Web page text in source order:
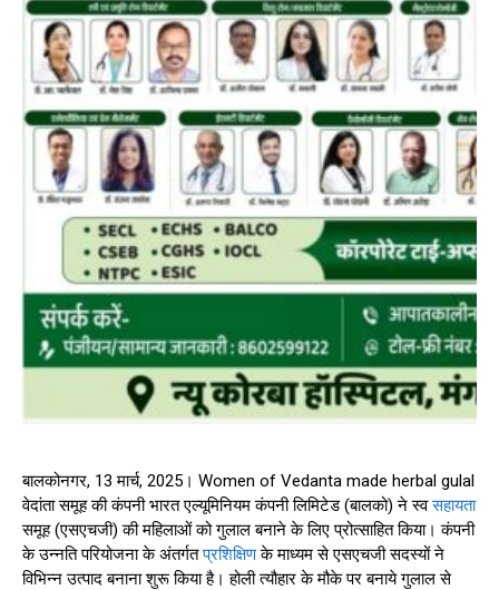
बालकोनगर, 13 मार्च, 2025। Women of Vedanta made herbal gulal
वेदांता समूह की कंपनी भारत एल्यूमिनियम कंपनी लिमिटेड (बालको) ने स्वसहायता
समूह (एसएचजी) की महिलाओं को गुलाल बनाने के लिए प्रोत्साहित किया। कंपनी
के उन्नति परियोजना के अंतर्गतप्रशिक्षिणके माध्यम से एसएचजी सदस्यों ने
विभिन्न उत्पाद बनाना शुरू किया है। होली त्यौहार के मौके पर बनाये गुलाल से